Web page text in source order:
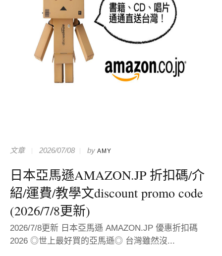
文章 2026/07/08 by AMY
日本亞馬遜AMAZON.JP 折扣碼/介
紹/運費/教學文discount promo code
(2026/7/8更新)
2026/7/8更新 日本亞馬遜 AMAZON.JP 優惠折扣碼
2026 ◎世上最好買的亞馬遜◎ 台灣雖然沒...